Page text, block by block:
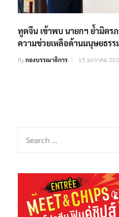
ทูตจีน เข้าพบ นายกฯ ย้ำมิต
ความช่วยเหลือด้านมนุษยธร
Byกองบรรณาธิการ 15 มกราคม